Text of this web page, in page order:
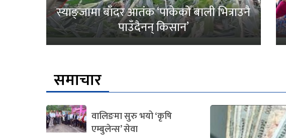
स्याङ्जामा बाँदर आतंक ‘पाकेको बाली भित्राउनै
पाउँदैनन् किसान’
समाचार
वालिङमा सुरु भयो ‘कृषि
एम्बुलेन्स’ सेवा